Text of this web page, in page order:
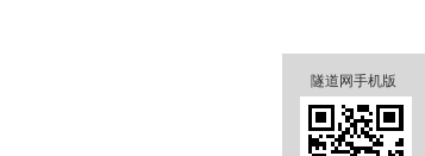
隧道网手机版